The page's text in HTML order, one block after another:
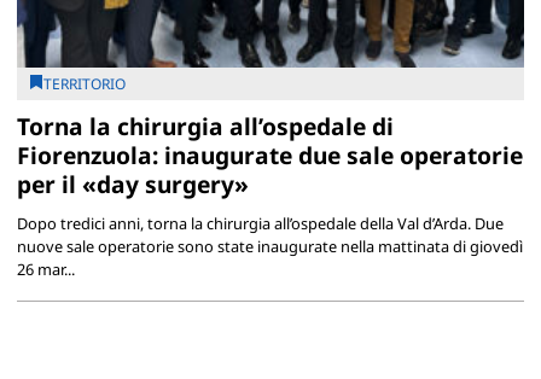
TERRITORIO
Torna la chirurgia all’ospedale di
Fiorenzuola: inaugurate due sale operatorie
per il «day surgery»
Dopo tredici anni, torna la chirurgia all’ospedale della Val d’Arda. Due
nuove sale operatorie sono state inaugurate nella mattinata di giovedì
26 mar...